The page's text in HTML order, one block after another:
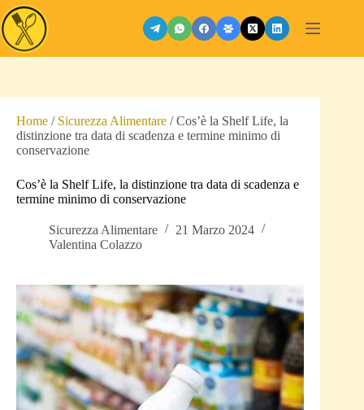
Salta
al
contenuto
Home / Sicurezza Alimentare /Cos’è la Shelf Life, la
distinzione tra data di scadenza e termine minimo di
conservazione
Cos’è la Shelf Life, la distinzione tra data di scadenza e
termine minimo di conservazione
Sicurezza Alimentare
21 Marzo 2024
Valentina Colazzo